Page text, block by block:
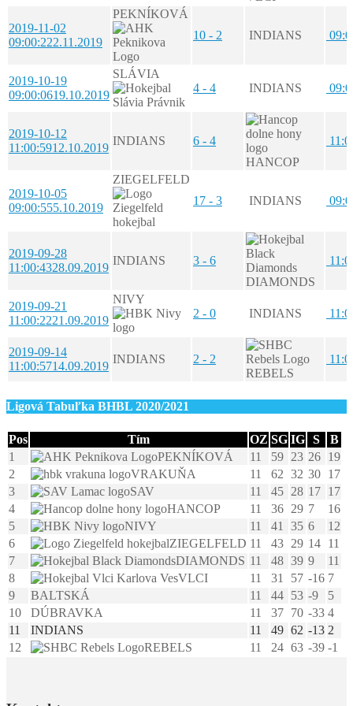
2019-11-02
09:00:222.11.2019
PEKNÍKOVÁ
10 - 2
INDIANS
2019-10-19
09:00:0619.10.2019
SLÁVIA
4 - 4
INDIANS
2019-10-12
11:00:5912.10.2019
INDIANS
6 - 4
HANCOP
2019-10-05
09:00:555.10.2019
ZIEGELFELD
17 - 3
INDIANS
2019-09-28
11:00:4328.09.2019
INDIANS
3 - 6
DIAMONDS
2019-09-21
11:00:2221.09.2019
NIVY
2 - 0
INDIANS
2019-09-14
11:00:5714.09.2019
INDIANS
2 - 2
REBELS
Ligová Tabuľka BHBL 2020/2021
Pos Tím OZ SG IG S
B
1
PEKNÍKOVÁ 11 59 23 26 19
2
VRAKUŇA 11 62 32 30 17
3
SAV 11 45 28 17 17
4
HANCOP 11 36 29 7
16
5
NIVY 11 41 35 6
12
6
ZIEGELFELD 11 43 29 14 11
7
DIAMONDS 11 48 39 9
11
8
VLCI 11 31 57 -16 7
9
BALTSKÁ 11 44 53 -9
5
10
DÚBRAVKA 11 37 70 -33 4
11
INDIANS 11 49 62 -13 2
12
REBELS 11 24 63 -39 -1